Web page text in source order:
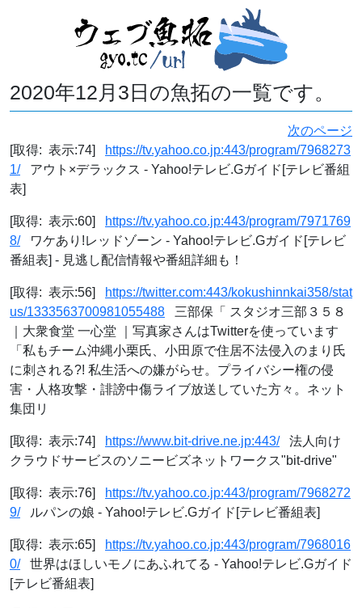
2020年12月3日の魚拓の一覧です。
次のページ
[取得: 表示:74]
https://tv.yahoo.co.jp:443/program/7968273
1/アウト×デラックス - Yahoo!テレビ.Gガイド[テレビ番組
表]
[取得: 表示:60]
https://tv.yahoo.co.jp:443/program/7971769
8/ワケあり!レッドゾーン - Yahoo!テレビ.Gガイド[テレビ
番組表] - 見逃し配信情報や番組詳細も！
[取得: 表示:56]
https://twitter.com:443/kokushinnkai358/stat
us/1333563700981055488 三部保「 スタジオ三部３５８
｜大衆食堂 一心堂 ｜写真家さんはTwitterを使っています
「私もチーム沖縄小栗氏、小田原で住居不法侵入のまり氏
に刺される?! 私生活への嫌がらせ。プライバシー権の侵
害・人格攻撃・誹謗中傷ライブ放送していた方々。ネット
集団リ
[取得: 表示:74] https://www.bit-drive.ne.jp:443/法人向け
クラウドサービスのソニービズネットワークス"bit-drive"
[取得: 表示:76]
https://tv.yahoo.co.jp:443/program/7968272
9/ルパンの娘 - Yahoo!テレビ.Gガイド[テレビ番組表]
[取得: 表示:65]
https://tv.yahoo.co.jp:443/program/7968016
0/世界はほしいモノにあふれてる - Yahoo!テレビ.Gガイド
[テレビ番組表]